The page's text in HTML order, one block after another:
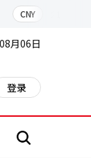
CNY
月06日
登录
搜